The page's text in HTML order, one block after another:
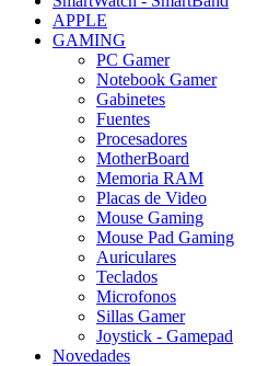
APPLE
GAMING
PC Gamer
Notebook Gamer
Gabinetes
Fuentes
Procesadores
MotherBoard
Memoria RAM
Placas de Video
Mouse Gaming
Mouse Pad Gaming
Auriculares
Teclados
Microfonos
Sillas Gamer
Joystick - Gamepad
Novedades